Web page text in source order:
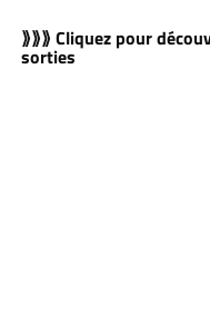
⟫⟫⟫ Cliquez pour
sorties